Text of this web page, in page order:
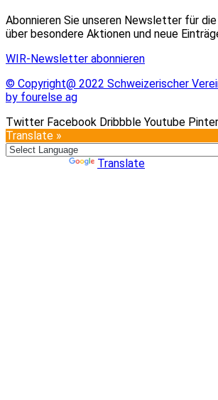
Abonnieren Sie unseren Newsletter für
über besondere Aktionen und neue
WIR-Newsletter abonnieren
© Copyright@ 2022 Schweizerischer
by fourelse ag
Twitter Facebook Dribbble Youtube
Translate »
Translate